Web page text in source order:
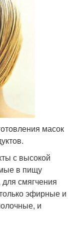
масок
с высокой
в пищу
для смягчения
эфирные и
и